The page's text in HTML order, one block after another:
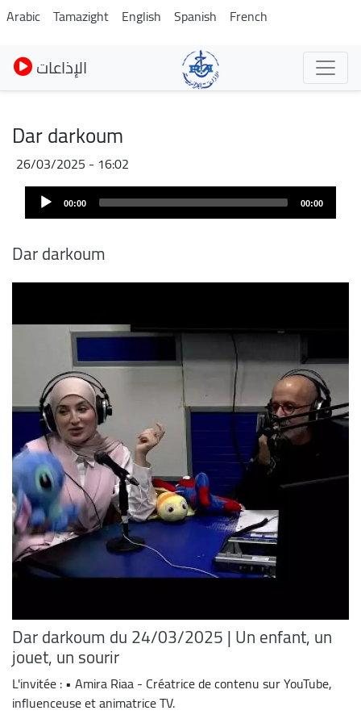
Skip
to
main
content
Arabic Tamazight English Spanish French
الإذاعات
Dar darkoum
26/03/2025 - 16:02
Audio
Player 00:00 00:00
Dar darkoum
Dar darkoum du 24/03/2025 | Un enfant, un
jouet, un sourir
L'invitée : • Amira Riaa - Créatrice de contenu sur YouTube,
influenceuse et animatrice TV.